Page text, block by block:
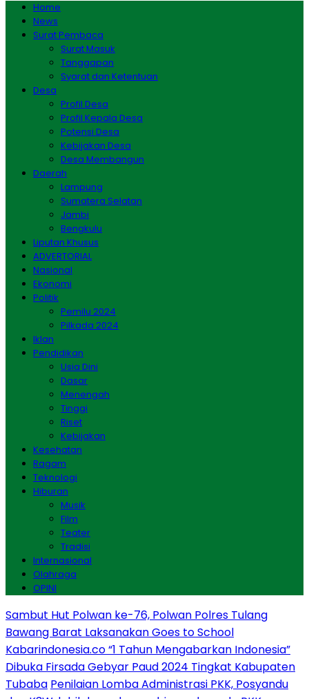
Home
News
Surat Pembaca
Surat Masuk
Tanggapan
Syarat dan Ketentuan
Desa
Profil Desa
Profil Kepala Desa
Potensi Desa
Kebijakan Desa
Desa Membangun
Daerah
Lampung
Sumatera Selatan
Jambi
Bengkulu
Liputan Khusus
ADVERTORIAL
Nasional
Ekonomi
Politik
Pemilu 2024
Pilkada 2024
Iklan
Pendidikan
Usia Dini
Dasar
Menengah
Tinggi
Riset
Kebijakan
Kesehatan
Ragam
Teknologi
Hiburan
Musik
Film
Teater
Tradisi
Internasional
Olahraga
OPINI
Sambut Hut Polwan ke-76, Polwan Polres Tulang
Bawang Barat Laksanakan Goes to School
Kabarindonesia.co “1 Tahun Mengabarkan Indonesia”
Dibuka Firsada Gebyar Paud 2024 Tingkat Kabupaten
Tubaba Penilaian Lomba Administrasi PKK, Posyandu